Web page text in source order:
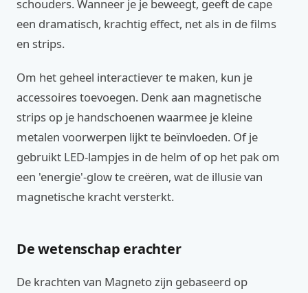
schouders. Wanneer je je beweegt, geeft de cape
een dramatisch, krachtig effect, net als in de films
en strips.
Om het geheel interactiever te maken, kun je
accessoires toevoegen. Denk aan magnetische
strips op je handschoenen waarmee je kleine
metalen voorwerpen lijkt te beïnvloeden. Of je
gebruikt LED-lampjes in de helm of op het pak om
een 'energie'-glow te creëren, wat de illusie van
magnetische kracht versterkt.
De wetenschap erachter
De krachten van Magneto zijn gebaseerd op